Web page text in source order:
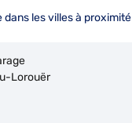
dans les villes à proximité
Lorouër